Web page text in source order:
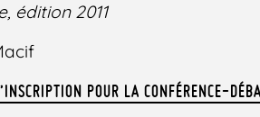
édition 2011
POUR LA CONFÉRENCE-